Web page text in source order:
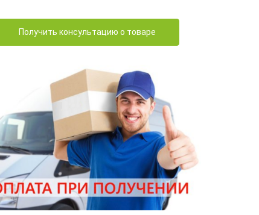
Получить консультацию о товаре